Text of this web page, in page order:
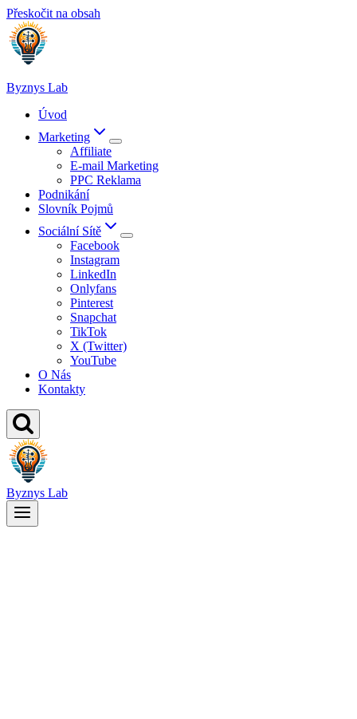
Přeskočit na obsah
Byznys Lab
Úvod
Marketing
Affiliate
E-mail Marketing
PPC Reklama
Podnikání
Slovník Pojmů
Sociální Sítě
Facebook
Instagram
LinkedIn
Onlyfans
Pinterest
Snapchat
TikTok
X (Twitter)
YouTube
O Nás
Kontakty
Byznys Lab